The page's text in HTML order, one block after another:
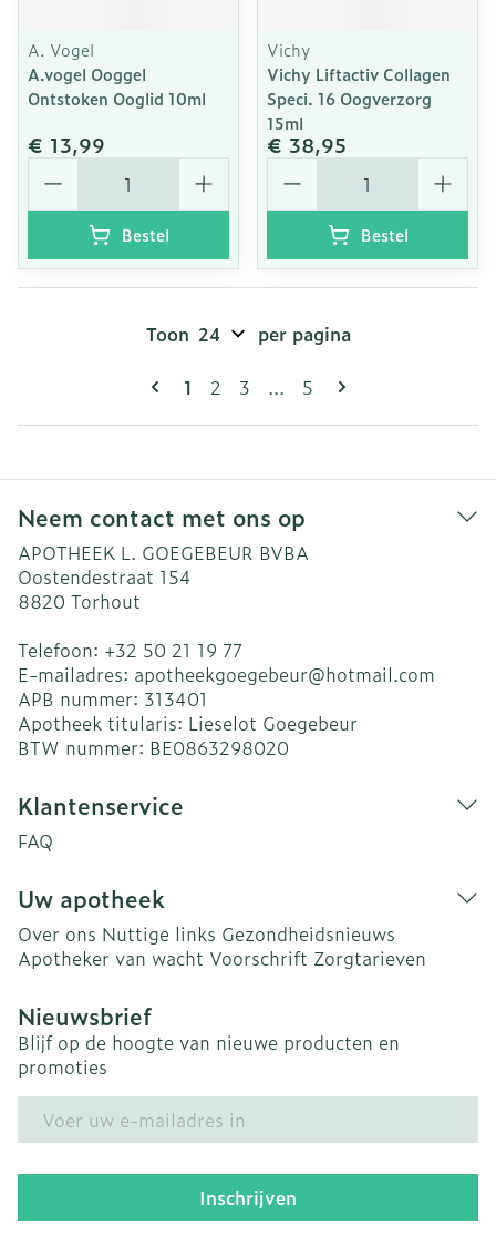
A. Vogel
A.vogel Ooggel
Ontstoken Ooglid 10ml
€ 13,99
Aantal
Bestel
Vichy
Vichy Liftactiv Collagen
Speci. 16 Oogverzorg
15ml
€ 38,95
Aantal
Bestel
Pagina's
U lees momenteel pagina
1 Pagina
2 Pagina
3 ... Pagina
5
Toon per pagina
Neem contact met ons op
APOTHEEK L. GOEGEBEUR BVBA
Oostendestraat 154
8820 Torhout
Telefoon: +32 50 21 19 77
E-mailadres: apotheekgoegebeur@hotmail.com
APB nummer: 313401
Apotheek titularis: Lieselot Goegebeur
BTW nummer: BE0863298020
Klantenservice
FAQ
Uw apotheek
Over ons Nuttige links Gezondheidsnieuws
Apotheker van wacht Voorschrift Zorgtarieven
Nieuwsbrief
Blijf op de hoogte van nieuwe producten en
promoties
Inschrijven